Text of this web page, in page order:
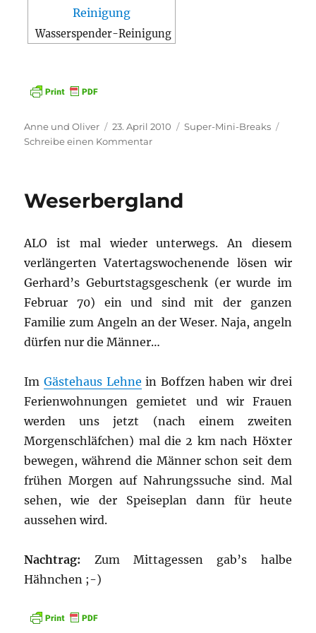
Wasserspender-Reinigung
Autor
Anne und Oliver
Veröffentlicht
am
23. April 2010 Kategorien
Super-Mini-Breaks
Schreibe einen Kommentarzu
Weserbergland
ALO ist mal wieder unterwegs. An diesem
verlängerten Vatertagswochenende lösen wir
Gerhard’s Geburtstagsgeschenk (er wurde im
Februar 70) ein und sind mit der ganzen
Familie zum Angeln an der Weser. Naja, angeln
dürfen nur die Männer…
ImGästehaus Lehne in Boffzen haben wir drei
Ferienwohnungen gemietet und wir Frauen
werden uns jetzt (nach einem zweiten
Morgenschläfchen) mal die 2 km nach Höxter
bewegen, während die Männer schon seit dem
frühen Morgen auf Nahrungssuche sind. Mal
sehen, wie der Speiseplan dann für heute
aussehen wird.
Nachtrag: Zum Mittagessen gab’s halbe
Hähnchen ;-)